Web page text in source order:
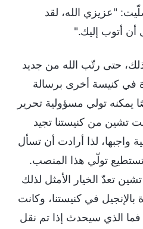
"عزيزي الله، لقد
أن أتوب إليك."
حتى رتّب الله من جديد
في كنيسة أخرى برسالة
تولي مسؤولية تحرير
تشين من كنيستنا تجيد
واجبها، لذا أرادت أن تسأل
تولّي هذا المنصب.
تعدّ الخيار الأمثل لذلك
في كنيستنا، وكانت
الذي سيحدث إذا تم نقل